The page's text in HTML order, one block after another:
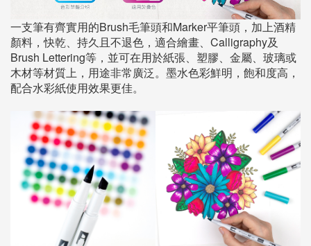
一支筆有齊實用的Brush毛筆頭和Marker平筆頭，加上酒精
顏料，快乾、持久且不退色，適合繪畫、Calligraphy及
Brush Lettering等，並可在用於紙張、塑膠、金屬、玻璃或
木材等材質上，用途非常廣泛。墨水色彩鮮明，飽和度高，
配合水彩紙使用效果更佳。